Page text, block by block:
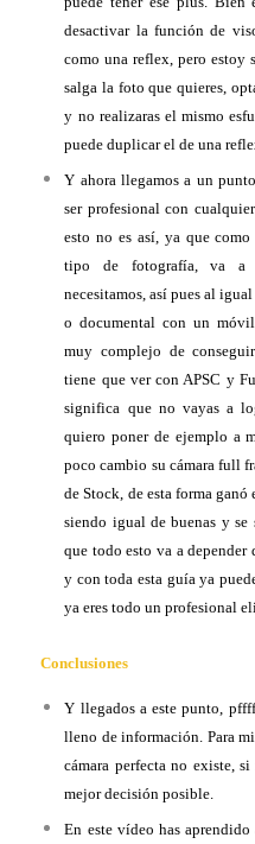
desactivar la función de
como una reflex, pero estoy
salga la foto que quieres,
y no realizaras el mismo
puede duplicar el de una
Y ahora llegamos a un
ser profesional con
esto no es así, ya que
tipo de fotografía, va a
necesitamos, así pues al
o documental con un
muy complejo de
tiene que ver con APSC y
significa que no vayas a
quiero poner de ejemplo a
poco cambio su cámara full
de Stock, de esta forma
siendo igual de buenas y
que todo esto va a depender
y con toda esta guía ya
ya eres todo un profesional
Conclusiones
Y llegados a este punto,
lleno de información. Para
cámara perfecta no existe,
mejor decisión posible.
En este vídeo has